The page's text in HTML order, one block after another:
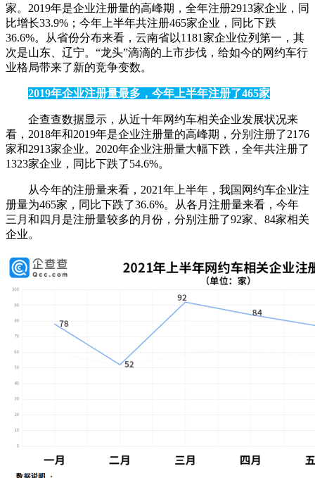
家。2019年是企业注册量的高峰期，全年注册2913家企业，同
比增长33.9%；今年上半年共注册465家企业，同比下跌
36.6%。从省份分布来看，云南省以1181家企业位列第一，其
次是山东、辽宁。“龙头”滴滴的上市步伐，给如今的网约车行
业格局带来了新的竞争变数。
2019年企业注册量最多，今年上半年注册了465家
企查查数据显示，从近十年网约车相关企业发展状况来
看，2018年和2019年是企业注册量的高峰期，分别注册了2176
家和2913家企业。2020年企业注册量大幅下跌，全年共注册了
1323家企业，同比下跌了54.6%。
从今年的注册量来看，2021年上半年，我国网约车企业注
册量为465家，同比下跌了36.6%。从各月注册量来看，今年
三月和四月是注册量较多的月份，分别注册了92家、84家相关
企业。